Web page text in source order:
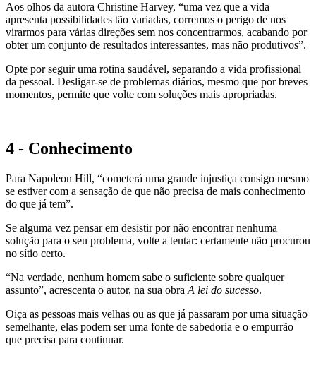
Aos olhos da autora Christine Harvey, “uma vez que a vida
apresenta possibilidades tão variadas, corremos o perigo de nos
virarmos para várias direções sem nos concentrarmos, acabando por
obter um conjunto de resultados interessantes, mas não produtivos”.
Opte por seguir uma rotina saudável, separando a vida profissional
da pessoal. Desligar-se de problemas diários, mesmo que por breves
momentos, permite que volte com soluções mais apropriadas.
4 - Conhecimento
Para Napoleon Hill, “cometerá uma grande injustiça consigo mesmo
se estiver com a sensação de que não precisa de mais conhecimento
do que já tem”.
Se alguma vez pensar em desistir por não encontrar nenhuma
solução para o seu problema, volte a tentar: certamente não procurou
no sítio certo.
“Na verdade, nenhum homem sabe o suficiente sobre qualquer
assunto”, acrescenta o autor, na sua obra A lei do sucesso.
Oiça as pessoas mais velhas ou as que já passaram por uma situação
semelhante, elas podem ser uma fonte de sabedoria e o empurrão
que precisa para continuar.